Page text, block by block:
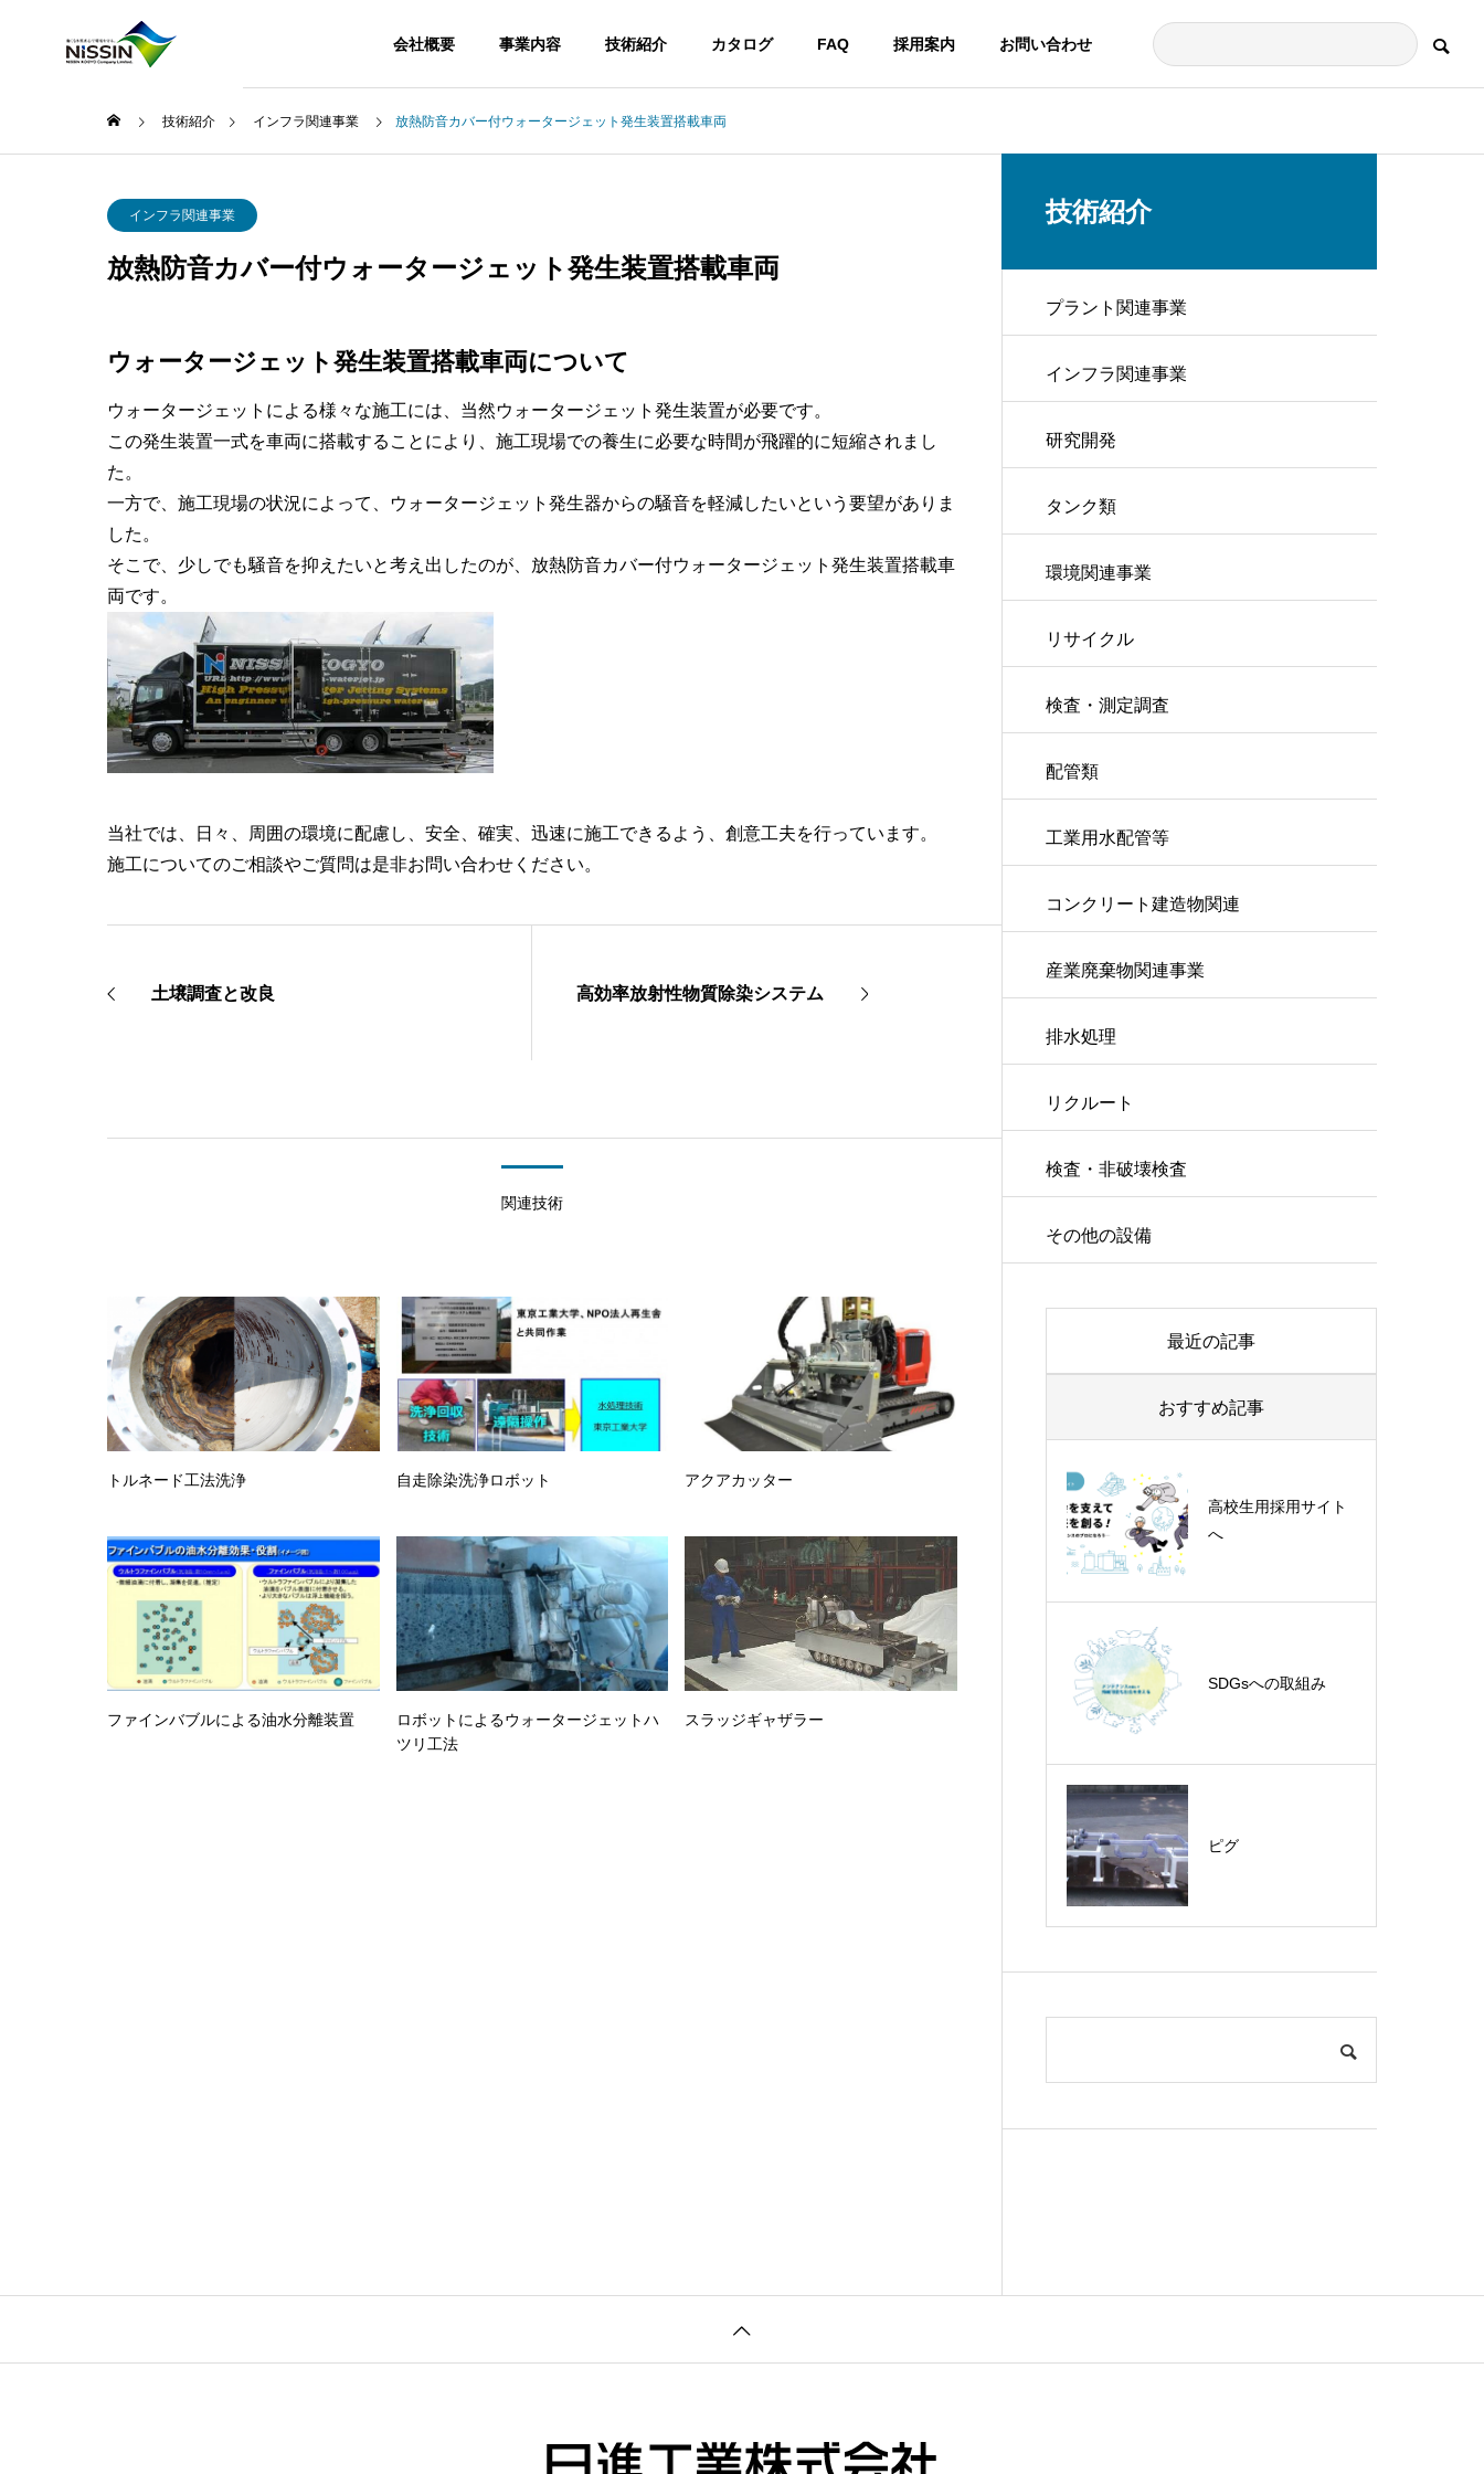
会社概要 事業内容 技術紹介 カタログ FAQ 採用案内 お問い合わせ
技術紹介 インフラ関連事業 放熱防音カバー付ウォータージェット発生装置搭載車両
インフラ関連事業
放熱防音カバー付ウォータージェット発生装置搭載車両
ウォータージェット発生装置搭載車両について
ウォータージェットによる様々な施工には、当然ウォータージェット発生装置が必要です。
この発生装置一式を車両に搭載することにより、施工現場での養生に必要な時間が飛躍的に短縮されまし
た。
一方で、施工現場の状況によって、ウォータージェット発生器からの騒音を軽減したいという要望がありま
した。
そこで、少しでも騒音を抑えたいと考え出したのが、放熱防音カバー付ウォータージェット発生装置搭載車
両です。
当社では、日々、周囲の環境に配慮し、安全、確実、迅速に施工できるよう、創意工夫を行っています。
施工についてのご相談やご質問は是非お問い合わせください。
土壌調査と改良 高効率放射性物質除染システム
関連技術
トルネード工法洗浄 自走除染洗浄ロボット アクアカッター
ファインバブルによる油水分離装置
ロボットによるウォータージェットハ
ツリ工法
スラッジギャザラー
技術紹介
プラント関連事業
インフラ関連事業
研究開発
タンク類
環境関連事業
リサイクル
検査・測定調査
配管類
工業用水配管等
コンクリート建造物関連
産業廃棄物関連事業
排水処理
リクルート
検査・非破壊検査
その他の設備
最近の記事
おすすめ記事
高校生用採用サイト
へ
SDGsへの取組み
ピグ